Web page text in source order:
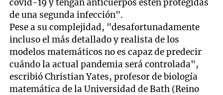
covid-19 y tengan anticuerpos estén protegidas
de una segunda infección".
Pese a su complejidad, "desafortunadamente
incluso el más detallado y realista de los
modelos matemáticos no es capaz de predecir
cuándo la actual pandemia será controlada",
escribió Christian Yates, profesor de biología
matemática de la Universidad de Bath (Reino